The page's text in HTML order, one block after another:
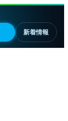
新着情報